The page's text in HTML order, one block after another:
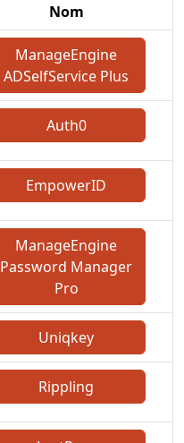
Nom
ManageEngine
ADSelfService Plus
Auth0
EmpowerID
ManageEngine
Password Manager
Pro
Uniqkey
Rippling